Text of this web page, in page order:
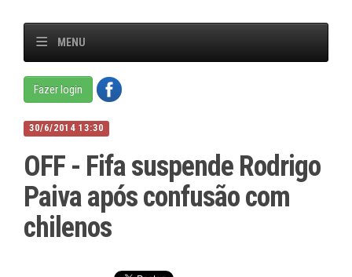
MENU
Fazer login
30/6/2014 13:30
OFF - Fifa suspende Rodrigo
Paiva após confusão com
chilenos